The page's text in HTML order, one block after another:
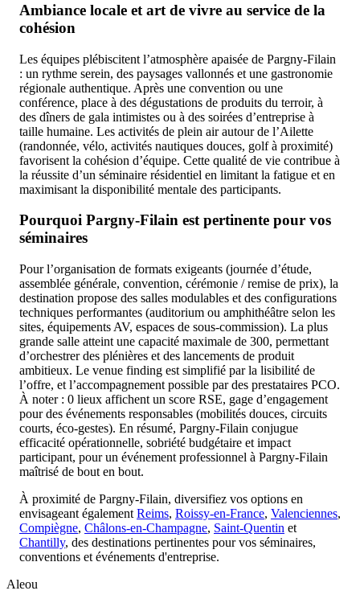
Ambiance locale et art de vivre au service de la
cohésion
Les équipes plébiscitent l’atmosphère apaisée de Pargny-Filain
: un rythme serein, des paysages vallonnés et une gastronomie
régionale authentique. Après une convention ou une
conférence, place à des dégustations de produits du terroir, à
des dîners de gala intimistes ou à des soirées d’entreprise à
taille humaine. Les activités de plein air autour de l’Ailette
(randonnée, vélo, activités nautiques douces, golf à proximité)
favorisent la cohésion d’équipe. Cette qualité de vie contribue à
la réussite d’un séminaire résidentiel en limitant la fatigue et en
maximisant la disponibilité mentale des participants.
Pourquoi Pargny-Filain est pertinente pour vos
séminaires
Pour l’organisation de formats exigeants (journée d’étude,
assemblée générale, convention, cérémonie / remise de prix), la
destination propose des salles modulables et des configurations
techniques performantes (auditorium ou amphithéâtre selon les
sites, équipements AV, espaces de sous-commission). La plus
grande salle atteint une capacité maximale de 300, permettant
d’orchestrer des plénières et des lancements de produit
ambitieux. Le venue finding est simplifié par la lisibilité de
l’offre, et l’accompagnement possible par des prestataires PCO.
À noter : 0 lieux affichent un score RSE, gage d’engagement
pour des événements responsables (mobilités douces, circuits
courts, éco-gestes). En résumé, Pargny-Filain conjugue
efficacité opérationnelle, sobriété budgétaire et impact
participant, pour un événement professionnel à Pargny-Filain
maîtrisé de bout en bout.
À proximité de Pargny-Filain, diversifiez vos options en
envisageant également Reims, Roissy-en-France, Valenciennes,
Compiègne, Châlons-en-Champagne, Saint-Quentin et
Chantilly, des destinations pertinentes pour vos séminaires,
conventions et événements d'entreprise.
Aleou